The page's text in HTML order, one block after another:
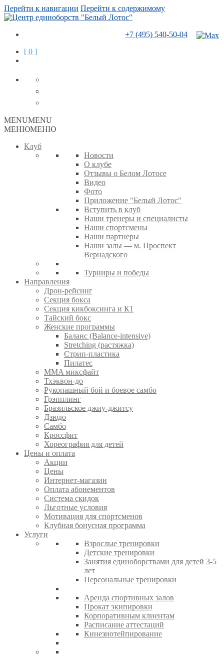
Перейти к навигации Перейти к содержимому
+7 (495) 540-50-04
[ 0 ]
MENUMENU
МЕНЮМЕНЮ
Клуб
Новости
О клубе
Отзывы о Белом Лотосе
Видео
Фото
Приложение "Белый Лотос"
Вступить в клуб
Наши тренеры и специалисты
Наши спортсмены
Наши партнеры
Наши залы — м. Проспект
Вернадского
Турниры и победы
Направления
Дрон-рейсинг
Секция бокса
Секция кикбоксинга и К1
Тайский бокс
Женские программы
Баланс (Balance-intensive)
Stretching (растяжка)
Стрип-пластика
Пилатес
MMA миксфайт
Тхэквон-до
Рукопашный бой и боевое самбо
Грэпплинг
Бразильское джиу-джитсу
Дзюдо
Самбо
Кроссфит
Хореография для детей
Цены и оплата
Акции
Цены
Интернет-магазин
Оплата абонементов
Система скидок
Льготные условия
Мотивация для спортсменов
Клубная бонусная программа
Услуги
Взрослые тренировки
Детские тренировки
Занятия единоборствами для детей 3-5
лет
Персональные тренировки
Аренда спортивных залов
Прокат экипировки
Корпоративным клиентам
Расписание аттестаций
Кинезиотейпирование